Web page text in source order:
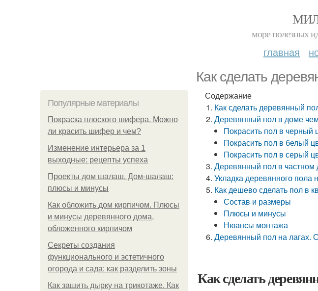
море полезных
главная
Как сделать
Популярные материалы
Покраска плоского шифера. Можно
ли красить шифер и чем?
Изменение интерьера за 1
выходные: рецепты успеха
Проекты дом шалаш. Дом-шалаш:
плюсы и минусы
Как обложить дом кирпичом. Плюсы
и минусы деревянного дома,
обложенного кирпичом
Секреты создания
функционального и эстетичного
огорода и сада: как разделить зоны
Как зашить дырку на трикотаже. Как
Содержание
Как сделать деревянный
Деревянный пол в доме
Покрасить пол в черный
Покрасить пол в белый
Покрасить пол в серый
Деревянный пол в частном
Укладка деревянного пола
Как дешево сделать пол в
Состав и размеры
Плюсы и минусы
Нюансы монтажа
Деревянный пол на лагах.
Как сделать